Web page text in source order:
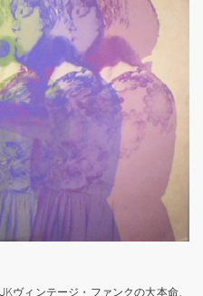
ヴィンテージ・ファンクの大本命、